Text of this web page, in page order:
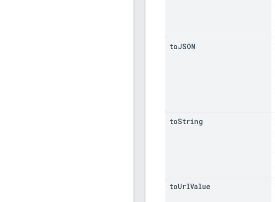
toJSON
toString
toUrlValue